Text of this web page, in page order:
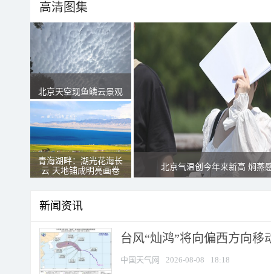
高清图集
北京天空现鱼鳞云景观
青海湖畔：湖光花海长
云 天地铺成明亮画卷
北京气温创今年来新高 焖蒸
新闻资讯
台风“灿鸿”将向偏西方向移
中国天气网 2026-08-08 18:18